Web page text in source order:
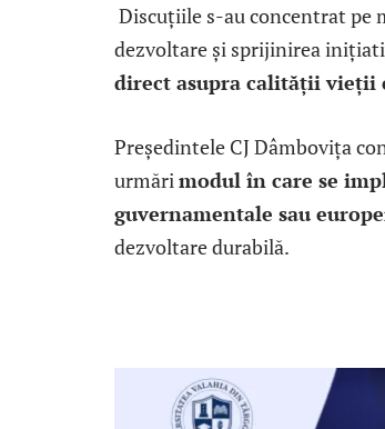
Discuțiile s-au concentrat pe
dezvoltare și sprijinirea
direct asupra calității vieții
Președintele CJ Dâmbovița
urmărimodul în care se
guvernamentale sau
dezvoltare durabilă.